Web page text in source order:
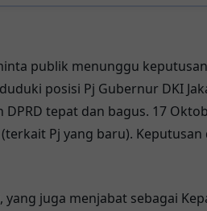
publik menunggu
posisi Pj Gubernur DKI
DPRD tepat dan bagus. 17
Pj yang baru).
yang juga menjabat sebagai